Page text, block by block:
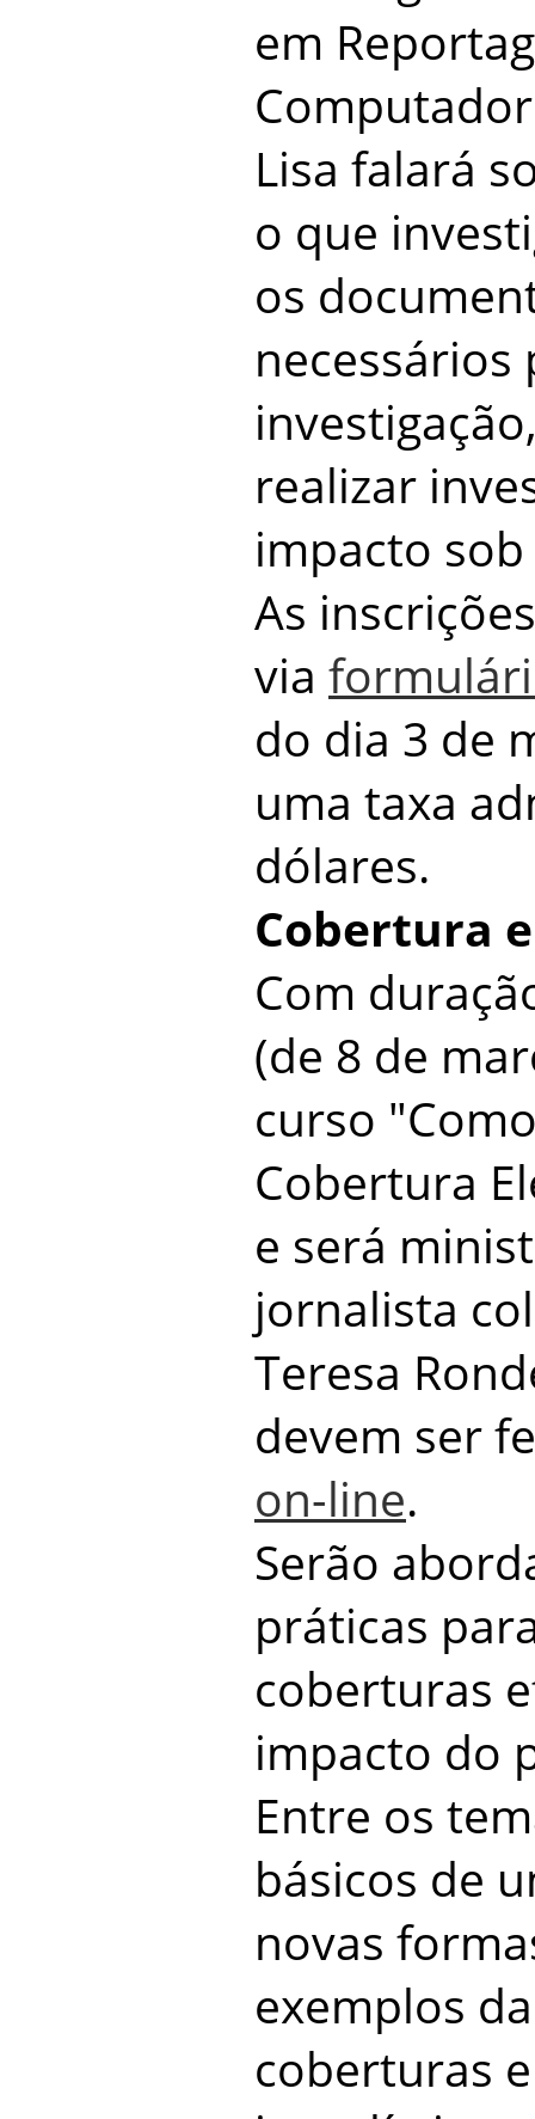
em
Computador
Lisa falará
o que
os
necessários
realizar
impacto
As
via
do dia 3 de
uma taxa
dólares.
Cobertura
Com
(de 8 de
curso
Cobertura
e será
jornalista
Teresa
devem ser
on-line.
Serão
práticas
coberturas
impacto do
Entre os
básicos de
novas
exemplos
coberturas